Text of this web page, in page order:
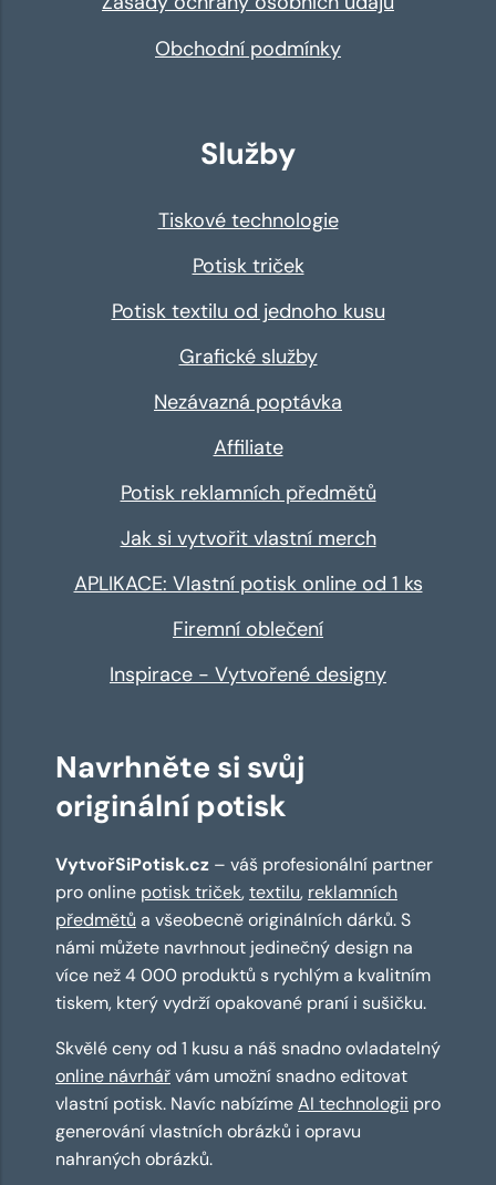
Obchodní podmínky
Služby
Tiskové technologie
Potisk triček
Potisk textilu od jednoho kusu
Grafické služby
Nezávazná poptávka
Affiliate
Potisk reklamních předmětů
Jak si vytvořit vlastní merch
APLIKACE: Vlastní potisk online od 1 ks
Firemní oblečení
Inspirace - Vytvořené designy
Navrhněte si svůj
originální potisk
VytvořSiPotisk.cz – váš profesionální partner
pro online potisk triček,textilu, reklamních
předmětů a všeobecně originálních dárků. S
námi můžete navrhnout jedinečný design na
více než 4 000 produktů s rychlým a kvalitním
tiskem, který vydrží opakované praní i sušičku.
Skvělé ceny od 1 kusu a náš snadno ovladatelný
online návrhářvám umožní snadno editovat
vlastní potisk. Navíc nabízímeAI technologii pro
generování vlastních obrázků i opravu
nahraných obrázků.